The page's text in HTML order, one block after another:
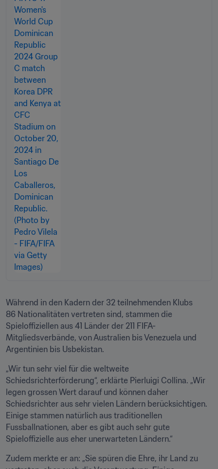
Während in den Kadern der 32 teilnehmenden Klubs
86 Nationalitäten vertreten sind, stammen die
Spieloffiziellen aus 41 Länder der 211 FIFA-
Mitgliedsverbände, von Australien bis Venezuela und
Argentinien bis Usbekistan.
„Wir tun sehr viel für die weltweite
Schiedsrichterförderung“, erklärte Pierluigi Collina. „Wir
legen grossen Wert darauf und können daher
Schiedsrichter aus sehr vielen Ländern berücksichtigen.
Einige stammen natürlich aus traditionellen
Fussballnationen, aber es gibt auch sehr gute
Spieloffizielle aus eher unerwarteten Ländern.“
Zudem merkte er an: „Sie spüren die Ehre, ihr Land zu